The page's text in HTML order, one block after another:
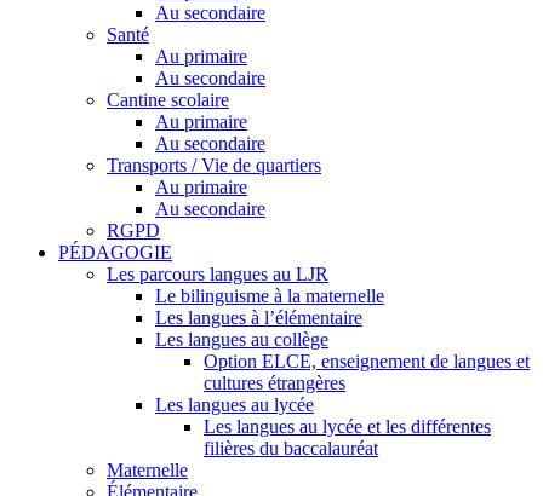
Au secondaire
Santé
Au primaire
Au secondaire
Cantine scolaire
Au primaire
Au secondaire
Transports / Vie de quartiers
Au primaire
Au secondaire
RGPD
PÉDAGOGIE
Les parcours langues au LJR
Le bilinguisme à la maternelle
Les langues à l’élémentaire
Les langues au collège
Option ELCE, enseignement de langues et
cultures étrangères
Les langues au lycée
Les langues au lycée et les différentes
filières du baccalauréat
Maternelle
Élémentaire